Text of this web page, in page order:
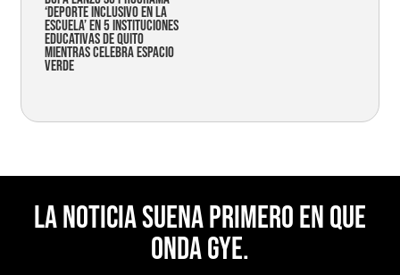
‘Deporte Inclusivo en la
Escuela’ en 5 instituciones
educativas de Quito
mientras celebra espacio
verde
La noticia suena primero en Que
Onda Gye.